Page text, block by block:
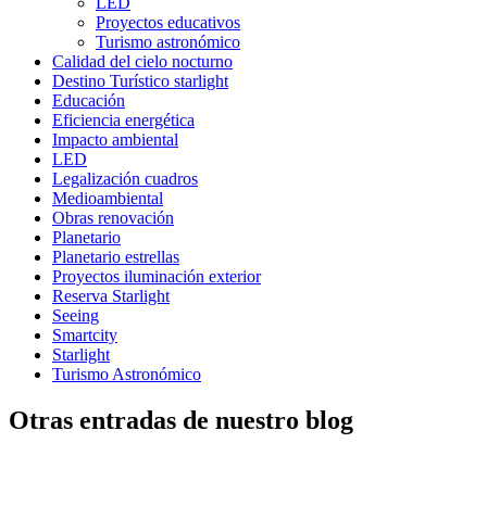
Proyectos educativos
Turismo astronómico
Calidad del cielo nocturno
Destino Turístico starlight
Educación
Eficiencia energética
Impacto ambiental
LED
Legalización cuadros
Medioambiental
Obras renovación
Planetario
Planetario estrellas
Proyectos iluminación exterior
Reserva Starlight
Seeing
Smartcity
Starlight
Turismo Astronómico
Otras entradas de nuestro blog